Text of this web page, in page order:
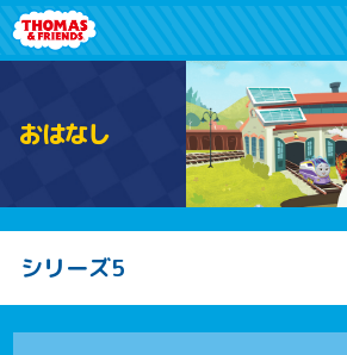
おはなし
シリーズ5